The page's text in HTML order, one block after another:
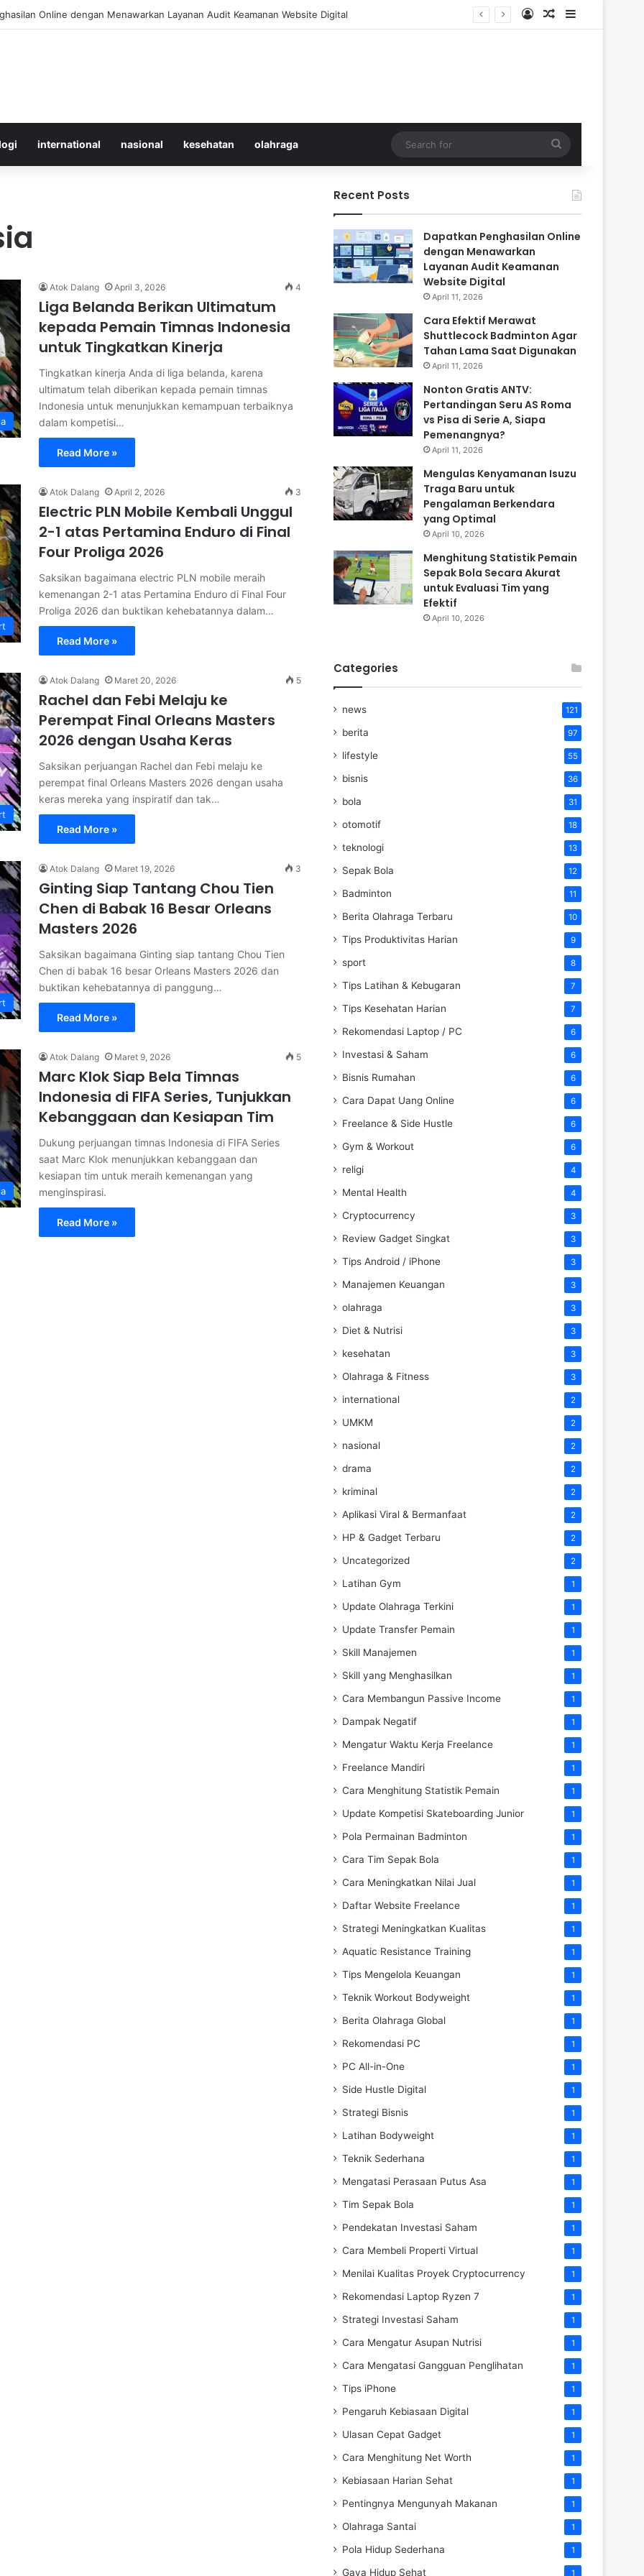
Shuttlecock Badminton Agar Tahan Lama Saat Digunakan Log InRandom Article
Sidebar
international nasional kesehatan olahraga
for
Atok Dalang April 3, 2026 4
Liga Belanda Berikan Ultimatum
kepada Pemain Timnas Indonesia
untuk Tingkatkan Kinerja
Tingkatkan kinerja Anda di liga belanda, karena
ultimatum telah diberikan kepada pemain timnas
Indonesia untuk menunjukkan kemampuan terbaiknya
dalam kompetisi…
Read More »
Atok Dalang April 2, 2026 3
Electric PLN Mobile Kembali Unggul
2-1 atas Pertamina Enduro di Final
Four Proliga 2026
Saksikan bagaimana electric PLN mobile meraih
kemenangan 2-1 atas Pertamina Enduro di Final Four
Proliga 2026 dan buktikan kehebatannya dalam…
Read More »
Atok Dalang Maret 20, 2026 5
Rachel dan Febi Melaju ke
Perempat Final Orleans Masters
2026 dengan Usaha Keras
Saksikan perjuangan Rachel dan Febi melaju ke
perempat final Orleans Masters 2026 dengan usaha
keras mereka yang inspiratif dan tak…
Read More »
Atok Dalang Maret 19, 2026 3
Ginting Siap Tantang Chou Tien
Chen di Babak 16 Besar Orleans
Masters 2026
Saksikan bagaimana Ginting siap tantang Chou Tien
Chen di babak 16 besar Orleans Masters 2026 dan
buktikan kehebatannya di panggung…
Read More »
Atok Dalang Maret 9, 2026 5
Marc Klok Siap Bela Timnas
Indonesia di FIFA Series, Tunjukkan
Kebanggaan dan Kesiapan Tim
Dukung perjuangan timnas Indonesia di FIFA Series
saat Marc Klok menunjukkan kebanggaan dan
kesiapan tim untuk meraih kemenangan yang
menginspirasi.
Read More »
Recent Posts
Dapatkan Penghasilan Online
dengan Menawarkan
Layanan Audit Keamanan
Website Digital
April 11, 2026
Cara Efektif Merawat
Shuttlecock Badminton Agar
Tahan Lama Saat Digunakan
April 11, 2026
Nonton Gratis ANTV:
Pertandingan Seru AS Roma
vs Pisa di Serie A, Siapa
Pemenangnya?
April 11, 2026
Mengulas Kenyamanan Isuzu
Traga Baru untuk
Pengalaman Berkendara
yang Optimal
April 10, 2026
Menghitung Statistik Pemain
Sepak Bola Secara Akurat
untuk Evaluasi Tim yang
Efektif
April 10, 2026
Categories
news 121
berita 97
lifestyle 55
bisnis 36
bola 31
otomotif 18
teknologi 13
Sepak Bola 12
Badminton 11
Berita Olahraga Terbaru 10
Tips Produktivitas Harian 9
sport 8
Tips Latihan & Kebugaran 7
Tips Kesehatan Harian 7
Rekomendasi Laptop / PC 6
Investasi & Saham 6
Bisnis Rumahan 6
Cara Dapat Uang Online 6
Freelance & Side Hustle 6
Gym & Workout 6
religi 4
Mental Health 4
Cryptocurrency 3
Review Gadget Singkat 3
Tips Android / iPhone 3
Manajemen Keuangan 3
olahraga 3
Diet & Nutrisi 3
kesehatan 3
Olahraga & Fitness 3
international 2
UMKM 2
nasional 2
drama 2
kriminal 2
Aplikasi Viral & Bermanfaat 2
HP & Gadget Terbaru 2
Uncategorized 2
Latihan Gym 1
Update Olahraga Terkini 1
Update Transfer Pemain 1
Skill Manajemen 1
Skill yang Menghasilkan 1
Cara Membangun Passive Income 1
Dampak Negatif 1
Mengatur Waktu Kerja Freelance 1
Freelance Mandiri 1
Cara Menghitung Statistik Pemain 1
Update Kompetisi Skateboarding Junior 1
Pola Permainan Badminton 1
Cara Tim Sepak Bola 1
Cara Meningkatkan Nilai Jual 1
Daftar Website Freelance 1
Strategi Meningkatkan Kualitas 1
Aquatic Resistance Training 1
Tips Mengelola Keuangan 1
Teknik Workout Bodyweight 1
Berita Olahraga Global 1
Rekomendasi PC 1
PC All-in-One 1
Side Hustle Digital 1
Strategi Bisnis 1
Latihan Bodyweight 1
Teknik Sederhana 1
Mengatasi Perasaan Putus Asa 1
Tim Sepak Bola 1
Pendekatan Investasi Saham 1
Cara Membeli Properti Virtual 1
Menilai Kualitas Proyek Cryptocurrency 1
Rekomendasi Laptop Ryzen 7 1
Strategi Investasi Saham 1
Cara Mengatur Asupan Nutrisi 1
Cara Mengatasi Gangguan Penglihatan 1
Tips iPhone 1
Pengaruh Kebiasaan Digital 1
Ulasan Cepat Gadget 1
Cara Menghitung Net Worth 1
Kebiasaan Harian Sehat 1
Pentingnya Mengunyah Makanan 1
Olahraga Santai 1
Pola Hidup Sederhana 1
Gaya Hidup Sehat 1